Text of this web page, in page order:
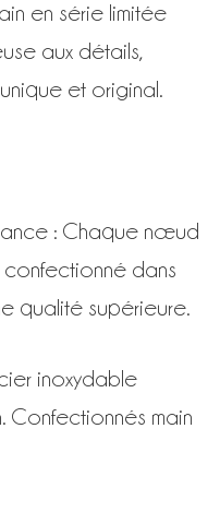
en série limitée
aux détails,
et original.
: Chaque nœud
dans
qualité supérieure.
inoxydable
Confectionnés main